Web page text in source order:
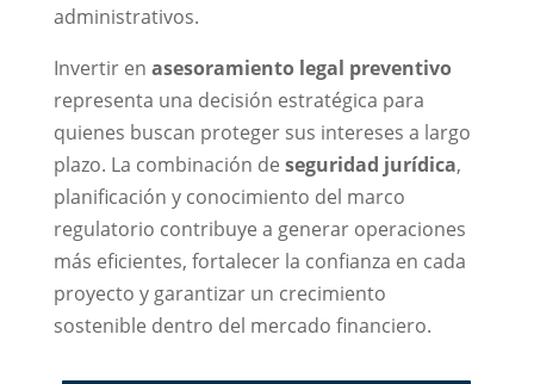
administrativos.
Invertir en asesoramiento legal preventivo
representa una decisión estratégica para
quienes buscan proteger sus intereses a largo
plazo. La combinación de seguridad jurídica,
planificación y conocimiento del marco
regulatorio contribuye a generar operaciones
más eficientes, fortalecer la confianza en cada
proyecto y garantizar un crecimiento
sostenible dentro del mercado financiero.